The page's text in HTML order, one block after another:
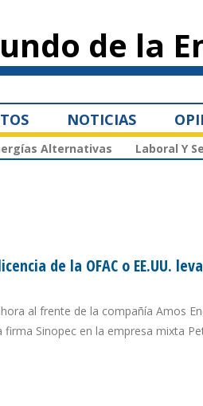
principal
de la
NOTICIAS
Alternativas Laboral Y
de la OFAC o EE.UU.
al frente de la compañía Amos
Sinopec en la empresa mixta